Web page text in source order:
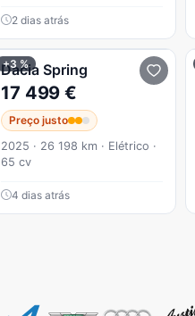
2 dias atrás
+3 %
Dacia Spring
17 499 €
Preço justo
2025 · 26 198 km · Elétrico ·
65 cv
4 dias atrás